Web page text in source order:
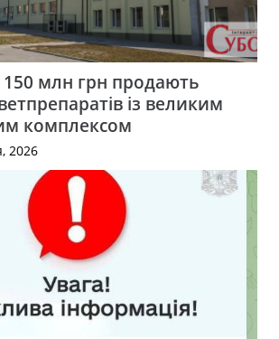
150 млн грн продають
із великим
комплексом
2026